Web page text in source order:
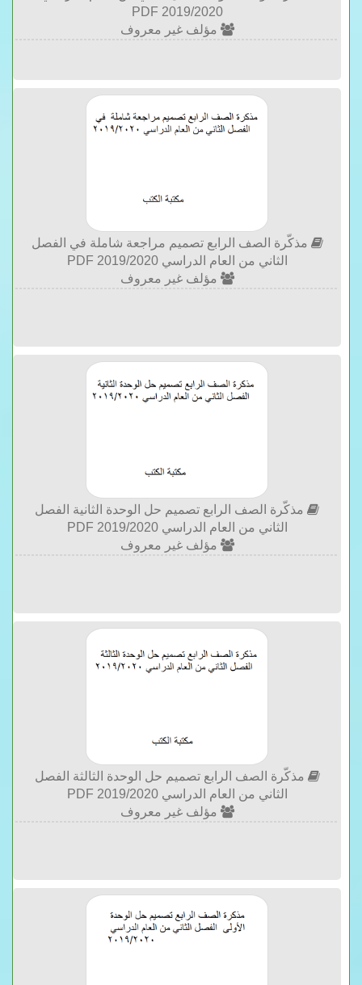
2019/2020 PDF
مؤلف غير معروف
مذكّرة الصف الرابع تصميم مراجعة شاملة في الفصل
الثاني من العام الدراسي 2019/2020 PDF
مؤلف غير معروف
مذكّرة الصف الرابع تصميم حل الوحدة الثانية الفصل
الثاني من العام الدراسي 2019/2020 PDF
مؤلف غير معروف
مذكّرة الصف الرابع تصميم حل الوحدة الثالثة الفصل
الثاني من العام الدراسي 2019/2020 PDF
مؤلف غير معروف